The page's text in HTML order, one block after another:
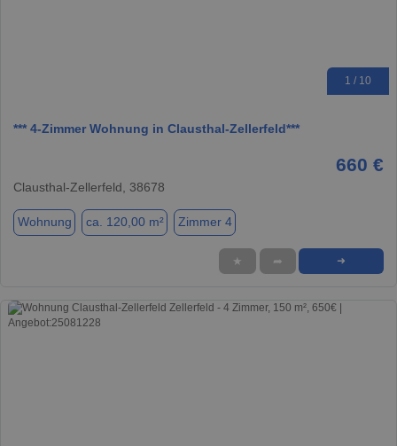
1 / 10
*** 4-Zimmer Wohnung in Clausthal-Zellerfeld***
660 €
Clausthal-Zellerfeld, 38678
Wohnung ca. 120,00 m² Zimmer 4
★ ➦ ➜